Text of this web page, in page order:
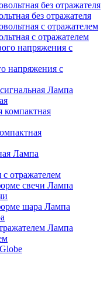
без отражателя
с отражателем
напряжения с
Лампа
Лампа
с отражателем
Лампа
Лампа
Лампа